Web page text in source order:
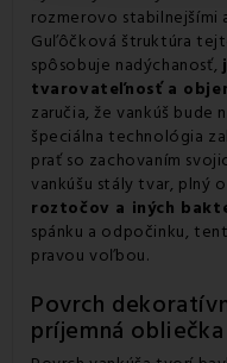
rozmerovo stabilnejšími
Guľôčková štruktúra
spôsobuje nadýchanosť,
tvarovateľnosť a
zaručia, že vankúš bude
špeciálna technológia
prať so zachovaním
vankúšu stály tvar, plný
roztočov a iných
spánku a odpočinku,
pravou voľbou.
Povrch
príjemná